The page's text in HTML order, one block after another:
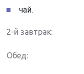
чай.
2-й завтрак:
Обед: